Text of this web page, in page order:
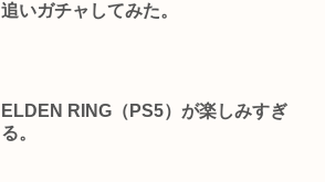
追いガチャしてみた。
ELDEN RING（PS5）が楽しみすぎ
る。